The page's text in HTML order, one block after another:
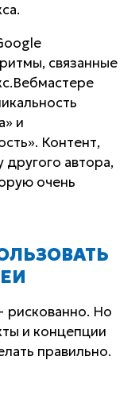
связанные
и
Контент,
автора,
очень
рискованно. Но
и концепции
правильно.